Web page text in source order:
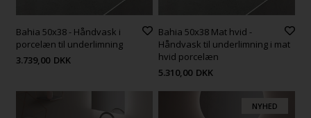
Bahia 50x38 - Håndvask i
porcelæn til underlimning
3.739,00 DKK
Bahia 50x38 Mat hvid -
Håndvask til underlimning i mat
hvid porcelæn
5.310,00 DKK
NYHED